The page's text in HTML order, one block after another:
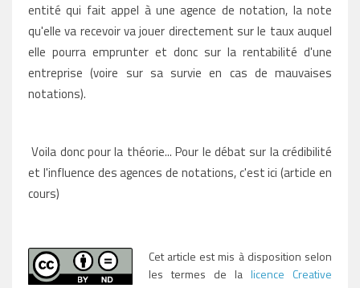
entité qui fait appel à une agence de notation, la note
qu'elle va recevoir va jouer directement sur le taux auquel
elle pourra emprunter et donc sur la rentabilité d'une
entreprise (voire sur sa survie en cas de mauvaises
notations).
Voila donc pour la théorie... Pour le débat sur la crédibilité
et l'influence des agences de notations, c'est ici (article en
cours)
Cet article est mis à disposition selon
les termes de la licence Creative